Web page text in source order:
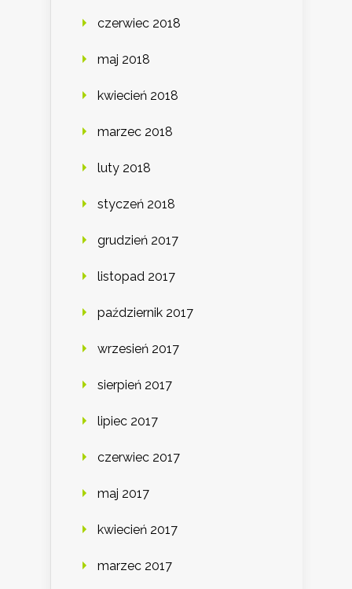
czerwiec 2018
maj 2018
kwiecień 2018
marzec 2018
luty 2018
styczeń 2018
grudzień 2017
listopad 2017
październik 2017
wrzesień 2017
sierpień 2017
lipiec 2017
czerwiec 2017
maj 2017
kwiecień 2017
marzec 2017